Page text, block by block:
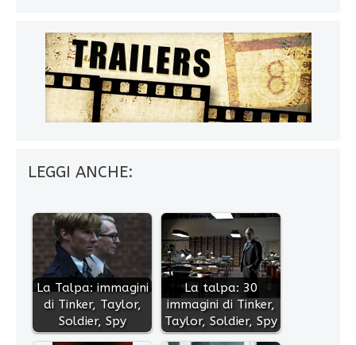
LEGGI ANCHE:
La Talpa: immagini
di Tinker, Taylor,
Soldier, Spy
La talpa: 30
immagini di Tinker,
Taylor, Soldier, Spy